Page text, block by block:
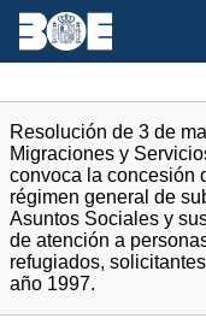
Resolución de 3 de
Migraciones y
convoca la concesión
régimen general de
Asuntos Sociales y
de atención a
refugiados,
año 1997.